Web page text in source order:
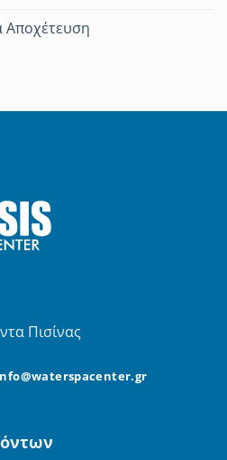
Αποχέτευση
Πισίνας